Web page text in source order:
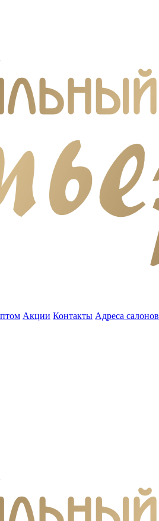
Акции Контакты Адреса салонов